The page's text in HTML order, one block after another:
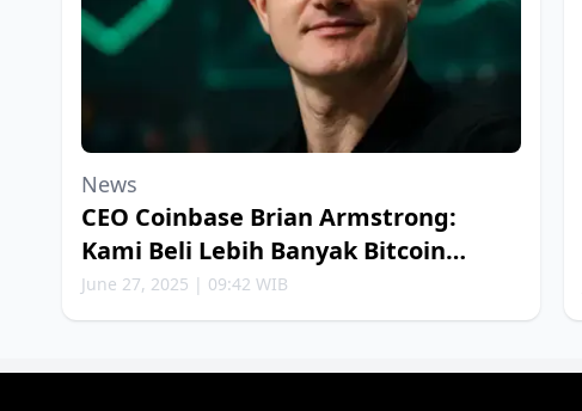
News
CEO Coinbase Brian Armstrong:
Kami Beli Lebih Banyak Bitcoin
Setiap Minggu
June 27, 2025 | 09:42 WIB